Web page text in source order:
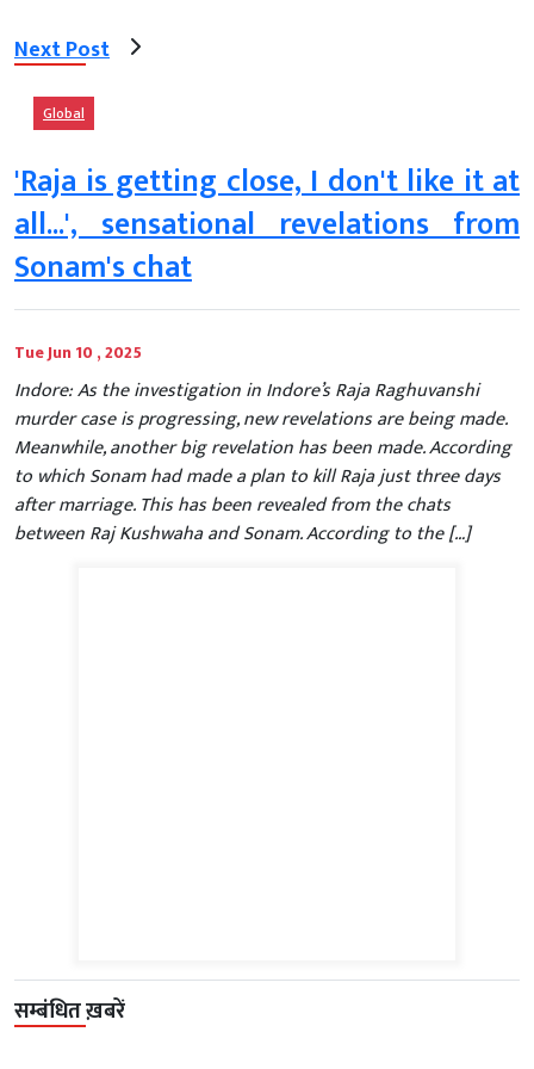
Next Post
Global
'Raja is getting close, I don't like it at
all...', sensational revelations from
Sonam's chat
Tue Jun 10 , 2025
Indore: As the investigation in Indore’s Raja Raghuvanshi
murder case is progressing, new revelations are being made.
Meanwhile, another big revelation has been made. According
to which Sonam had made a plan to kill Raja just three days
after marriage. This has been revealed from the chats
between Raj Kushwaha and Sonam. According to the […]
सम्बंधित ख़बरें